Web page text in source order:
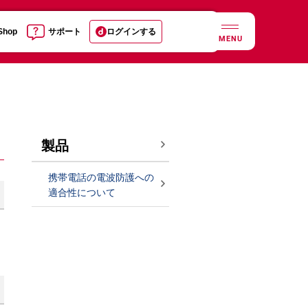
サポート ログインする
MENU
製品
携帯電話の電波防護への
適合性について